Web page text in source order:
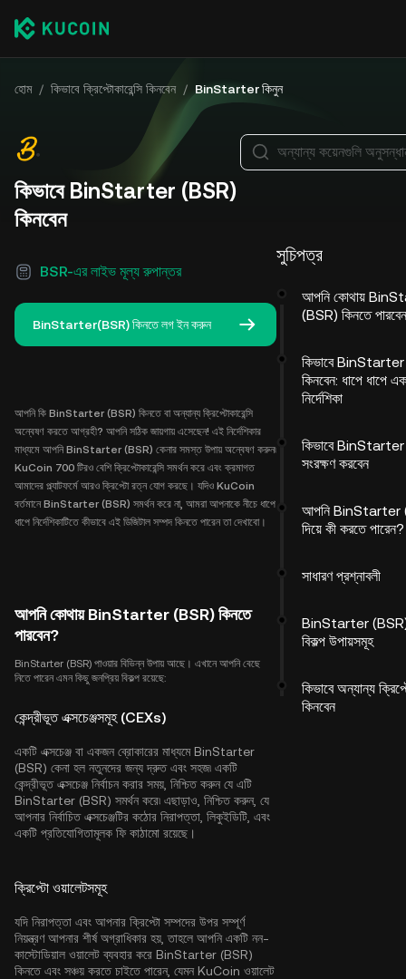
হোম / কিভাবে ক্রিপ্টোকারেন্সি কিনবেন / BinStarter কিনুন
কিভাবে BinStarter (BSR)
কিনবেন
BSR-এর লাইভ মূল্য রুপান্তর
BinStarter(BSR) কিনতে লগ ইন করুন
আপনি কি BinStarter (BSR) কিনতে বা অন্যান্য ক্রিপ্টোকারেন্সি
অন্বেষণ করতে আগ্রহী? আপনি সঠিক জায়গায় এসেছেন! এই নির্দেশিকার
মাধ্যমে আপনি BinStarter (BSR) কেনার সমস্ত উপায় অন্বেষণ করুন৷
KuCoin 700 টিরও বেশি ক্রিপ্টোকারেন্সি সমর্থন করে এবং ক্রমাগত
আমাদের প্ল্যাটফর্মে আরও ক্রিপ্টো রত্ন যোগ করছে। যদিও KuCoin
বর্তমানে BinStarter (BSR) সমর্থন করে না, আমরা আপনাকে নীচে ধাপে
ধাপে নির্দেশিকাটিতে কীভাবে এই ডিজিটাল সম্পদ কিনতে পারেন তা দেখাবো।
আপনি কোথায় BinStarter (BSR) কিনতে
পারবেন?
BinStarter (BSR) পাওয়ার বিভিন্ন উপায় আছে। এখানে আপনি বেছে
নিতে পারেন এমন কিছু জনপ্রিয় বিকল্প রয়েছে:
কেন্দ্রীভূত এক্সচেঞ্জসমূহ (CEXs)
একটি এক্সচেঞ্জ বা একজন ব্রোকারের মাধ্যমে BinStarter
(BSR) কেনা হল নতুনদের জন্য দ্রুত এবং সহজ৷ একটি
কেন্দ্রীভূত এক্সচেঞ্জ নির্বাচন করার সময়, নিশ্চিত করুন যে এটি
BinStarter (BSR) সমর্থন করে৷ এছাড়াও, নিশ্চিত করুন, যে
আপনার নির্বাচিত এক্সচেঞ্জটির কঠোর নিরাপত্তা, লিকুইডিটি, এবং
একটি প্রতিযোগিতামূলক ফি কাঠামো রয়েছে।
ক্রিপ্টো ওয়ালেটসমূহ
যদি নিরাপত্তা এবং আপনার ক্রিপ্টো সম্পদের উপর সম্পূর্ণ
নিয়ন্ত্রণ আপনার শীর্ষ অগ্রাধিকার হয়, তাহলে আপনি একটি নন-
কাস্টোডিয়াল ওয়ালেট ব্যবহার করে BinStarter (BSR)
কিনতে এবং সঞ্চয় করতে চাইতে পারেন, যেমনKuCoin ওয়ালেট
অন্যান্য কয়েনগুলি
সুচিপত্র
আপনি কোথায়
(BSR) কিনতে
কিভাবে
কিনবেন: ধাপে ধাপে
নির্দেশিকা
কিভাবে
সংরক্ষণ করবেন
আপনি BinStarter
দিয়ে কী করতে পারেন?
সাধারণ প্রশ্নাবলী
BinStarter (BSR)
বিকল্প উপায়সমূহ
কিভাবে অন্যান্য
কিনবেন